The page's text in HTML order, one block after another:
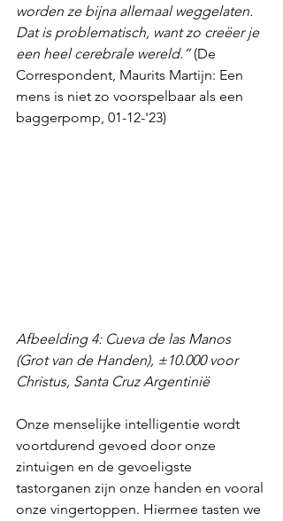
worden ze bijna allemaal weggelaten.
Dat is problematisch, want zo creëer je
een heel cerebrale wereld.” (De
Correspondent, Maurits Martijn: Een
mens is niet zo voorspelbaar als een
baggerpomp, 01-12-'23)
Afbeelding 4: Cueva de las Manos
(Grot van de Handen), ±10.000 voor
Christus, Santa Cruz Argentinië
Onze menselijke intelligentie wordt
voortdurend gevoed door onze
zintuigen en de gevoeligste
tastorganen zijn onze handen en vooral
onze vingertoppen. Hiermee tasten we